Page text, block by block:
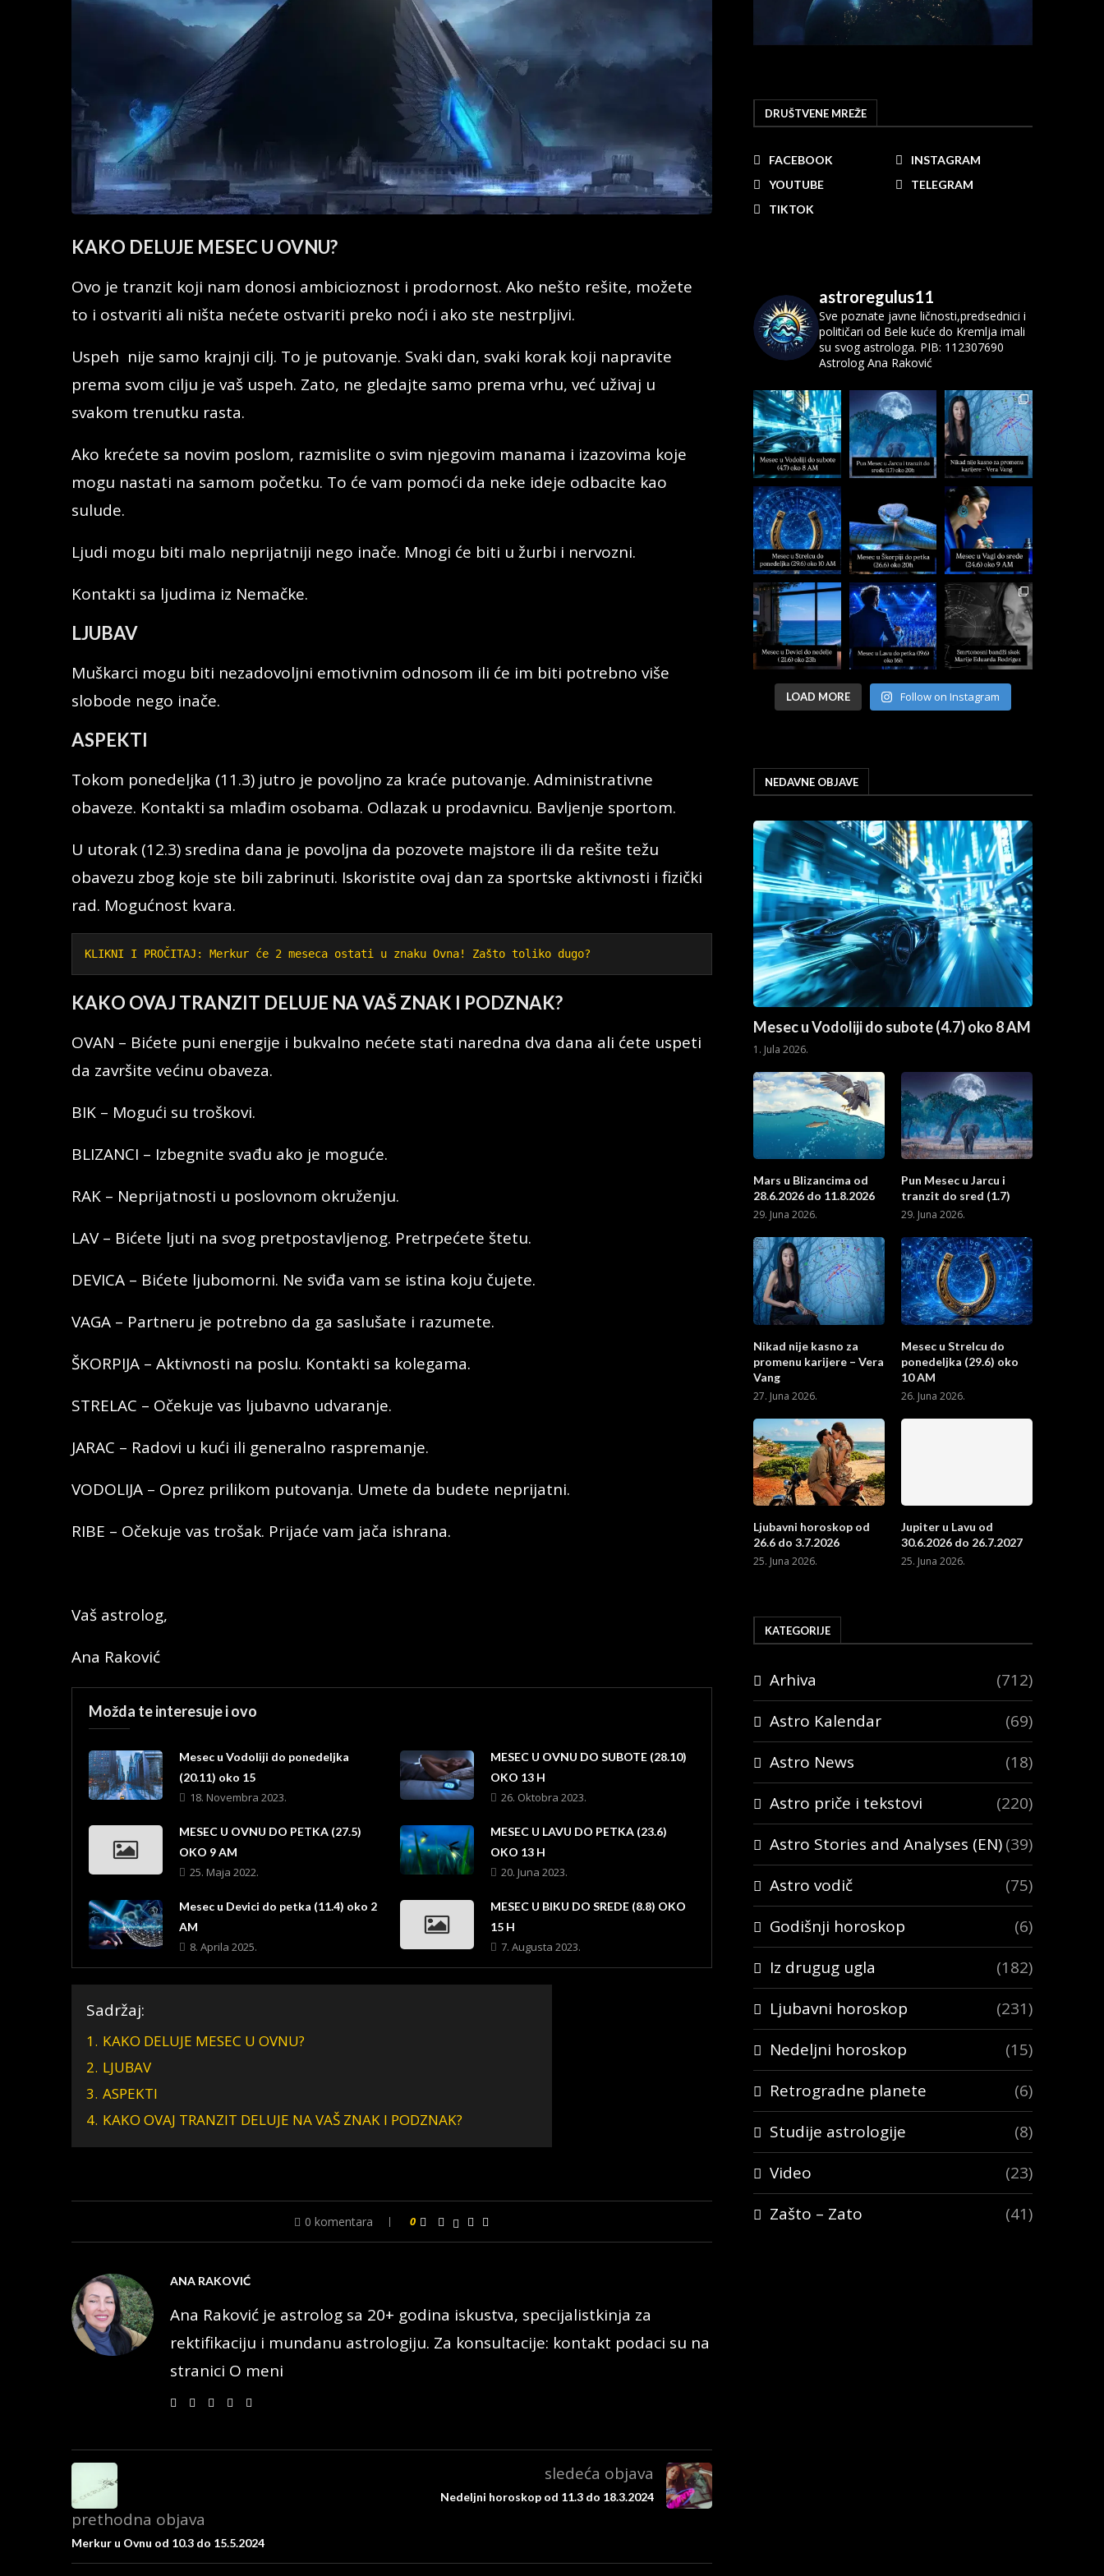
KAKO DELUJE MESEC U OVNU?
Ovo je tranzit koji nam donosi ambicioznost i prodornost. Ako nešto rešite, možete
to i ostvariti ali ništa nećete ostvariti preko noći i ako ste nestrpljivi.
Uspeh nije samo krajnji cilj. To je putovanje. Svaki dan, svaki korak koji napravite
prema svom cilju je vaš uspeh. Zato, ne gledajte samo prema vrhu, već uživaj u
svakom trenutku rasta.
Ako krećete sa novim poslom, razmislite o svim njegovim manama i izazovima koje
mogu nastati na samom početku. To će vam pomoći da neke ideje odbacite kao
sulude.
Ljudi mogu biti malo neprijatniji nego inače. Mnogi će biti u žurbi i nervozni.
Kontakti sa ljudima iz Nemačke.
LJUBAV
Muškarci mogu biti nezadovoljni emotivnim odnosom ili će im biti potrebno više
slobode nego inače.
ASPEKTI
Tokom ponedeljka (11.3) jutro je povoljno za kraće putovanje. Administrativne
obaveze. Kontakti sa mlađim osobama. Odlazak u prodavnicu. Bavljenje sportom.
U utorak (12.3) sredina dana je povoljna da pozovete majstore ili da rešite težu
obavezu zbog koje ste bili zabrinuti. Iskoristite ovaj dan za sportske aktivnosti i fizički
rad. Mogućnost kvara.
KLIKNI I PROČITAJ: Merkur će 2 meseca ostati u znaku Ovna! Zašto toliko dugo?
KAKO OVAJ TRANZIT DELUJE NA VAŠ ZNAK I PODZNAK?
OVAN – Bićete puni energije i bukvalno nećete stati naredna dva dana ali ćete uspeti
da završite većinu obaveza.
BIK – Mogući su troškovi.
BLIZANCI – Izbegnite svađu ako je moguće.
RAK – Neprijatnosti u poslovnom okruženju.
LAV – Bićete ljuti na svog pretpostavljenog. Pretrpećete štetu.
DEVICA – Bićete ljubomorni. Ne sviđa vam se istina koju čujete.
VAGA – Partneru je potrebno da ga saslušate i razumete.
ŠKORPIJA – Aktivnosti na poslu. Kontakti sa kolegama.
STRELAC – Očekuje vas ljubavno udvaranje.
JARAC – Radovi u kući ili generalno raspremanje.
VODOLIJA – Oprez prilikom putovanja. Umete da budete neprijatni.
RIBE – Očekuje vas trošak. Prijaće vam jača ishrana.
Vaš astrolog,
Ana Raković
Možda te interesuje i ovo
Mesec u Vodoliji do ponedeljka
(20.11) oko 15
18. Novembra 2023.
MESEC U OVNU DO SUBOTE (28.10)
OKO 13 H
26. Oktobra 2023.
MESEC U OVNU DO PETKA (27.5)
OKO 9 AM
25. Maja 2022.
MESEC U LAVU DO PETKA (23.6)
OKO 13 H
20. Juna 2023.
Mesec u Devici do petka (11.4) oko 2
AM
8. Aprila 2025.
MESEC U BIKU DO SREDE (8.8) OKO
15 H
7. Augusta 2023.
Sadržaj:
1. KAKO DELUJE MESEC U OVNU?
2. LJUBAV
3. ASPEKTI
4. KAKO OVAJ TRANZIT DELUJE NA VAŠ ZNAK I PODZNAK?
0 komentara 0
ANA RAKOVIĆ
Ana Raković je astrolog sa 20+ godina iskustva, specijalistkinja za
rektifikaciju i mundanu astrologiju. Za konsultacije: kontakt podaci su na
stranici O meni
prethodna objava
Merkur u Ovnu od 10.3 do 15.5.2024
sledeća objava
Nedeljni horoskop od 11.3 do 18.3.2024
DRUŠTVENE MREŽE
FACEBOOK
INSTAGRAM
YOUTUBE
TELEGRAM
TIKTOK
astroregulus11
Sve poznate javne ličnosti,predsednici i
političari od Bele kuće do Kremlja imali
su svog astrologa. PIB: 112307690
Astrolog Ana Raković
LOAD MORE Follow on Instagram
NEDAVNE OBJAVE
Mesec u Vodoliji do subote (4.7) oko 8 AM
1. Jula 2026.
Mars u Blizancima od
28.6.2026 do 11.8.2026
29. Juna 2026.
Pun Mesec u Jarcu i
tranzit do sred (1.7)
29. Juna 2026.
Nikad nije kasno za
promenu karijere – Vera
Vang
27. Juna 2026.
Mesec u Strelcu do
ponedeljka (29.6) oko
10 AM
26. Juna 2026.
Ljubavni horoskop od
26.6 do 3.7.2026
25. Juna 2026.
Jupiter u Lavu od
30.6.2026 do 26.7.2027
25. Juna 2026.
KATEGORIJE
Arhiva
(712)
Astro Kalendar
(69)
Astro News
(18)
Astro priče i tekstovi
(220)
Astro Stories and Analyses (EN)(39)
Astro vodič
(75)
Godišnji horoskop
(6)
Iz drugug ugla
(182)
Ljubavni horoskop
(231)
Nedeljni horoskop
(15)
Retrogradne planete
(6)
Studije astrologije
(8)
Video
(23)
Zašto – Zato
(41)